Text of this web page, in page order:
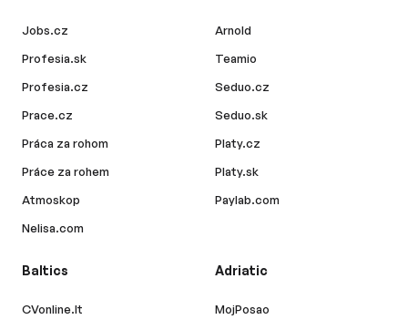
Jobs.cz
Profesia.sk
Profesia.cz
Prace.cz
Práca za rohom
Práce za rohem
Atmoskop
Nelisa.com
Arnold
Teamio
Seduo.cz
Seduo.sk
Platy.cz
Platy.sk
Paylab.com
Baltics
CVonline.lt
Adriatic
MojPosao